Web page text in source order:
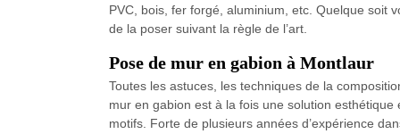
PVC, bois, fer forgé, aluminium, etc. Quelque soit
de la poser suivant la règle de l’art.
Pose de mur en gabion à Montlaur
Toutes les astuces, les techniques de la
mur en gabion est à la fois une solution
motifs. Forte de plusieurs années d’expérience